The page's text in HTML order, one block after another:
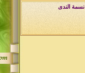
نسمة الندى